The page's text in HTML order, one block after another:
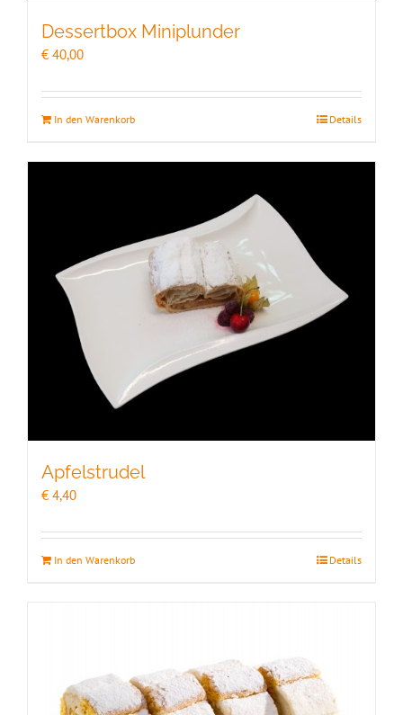
Dessertbox Miniplunder
€ 40,00
In den Warenkorb Details
Apfelstrudel
€ 4,40
In den Warenkorb Details